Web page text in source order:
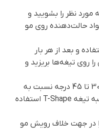
مورد نظر را بشویید و
حالت‌دهنده روی مو
و بعد از هر بار
روی تیغه‌ها بریزید و
دستگاه را با زاویه 30 تا 45 درجه نسبت به
پوست نگه دارید. برای خط‌زنی، از لبه تیغه T-Shape استفاده
در جهت خلاف رویش مو